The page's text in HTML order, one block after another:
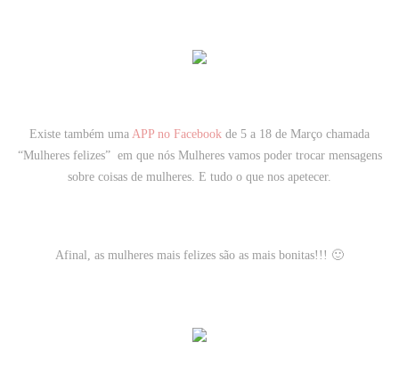
Existe também uma APP no Facebook de 5 a 18 de Março chamada
“Mulheres felizes” em que nós Mulheres vamos poder trocar mensagens
sobre coisas de mulheres . E tudo o que nos apetecer.
Afinal, as mulheres mais felizes são as mais bonitas!!! 🙂